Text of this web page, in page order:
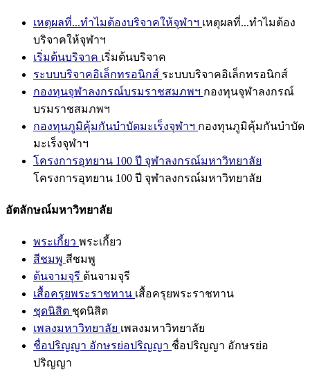
เหตุผลที่...ทำไมต้องบริจาคให้จุฬาฯ เหตุผลที่...ทำไมต้อง
บริจาคให้จุฬาฯ
เริ่มต้นบริจาค เริ่มต้นบริจาค
ระบบบริจาคอิเล็กทรอนิกส์ ระบบบริจาคอิเล็กทรอนิกส์
กองทุนจุฬาลงกรณ์บรมราชสมภพฯ กองทุนจุฬาลงกรณ์
บรมราชสมภพฯ
กองทุนภูมิคุ้มกันบำบัดมะเร็งจุฬาฯ กองทุนภูมิคุ้มกันบำบัด
มะเร็งจุฬาฯ
โครงการอุทยาน 100 ปี จุฬาลงกรณ์มหาวิทยาลัย
โครงการอุทยาน 100 ปี จุฬาลงกรณ์มหาวิทยาลัย
อัตลักษณ์มหาวิทยาลัย
พระเกี้ยว พระเกี้ยว
สีชมพู สีชมพู
ต้นจามจุรี ต้นจามจุรี
เสื้อครุยพระราชทาน เสื้อครุยพระราชทาน
ชุดนิสิต ชุดนิสิต
เพลงมหาวิทยาลัย เพลงมหาวิทยาลัย
ชื่อปริญญา อักษรย่อปริญญา ชื่อปริญญา อักษรย่อ
ปริญญา